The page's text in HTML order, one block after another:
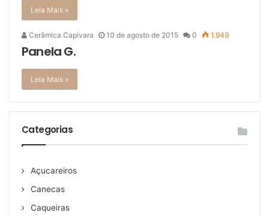
Leia Mais »
Cerâmica Capivara 10 de agosto de 2015 0 1.949
Panela G.
Leia Mais »
Categorias
Açucareiros
Canecas
Caqueiras